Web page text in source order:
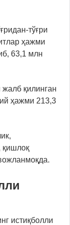
тўғри
ҳажми
63,1 млн
қилинган
ҳажми 213,3
қишлоқ
истиқболли